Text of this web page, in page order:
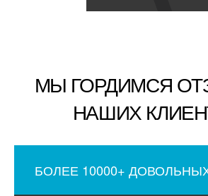
МЫ ГОРДИМСЯ
НАШИХ
БОЛЕЕ 10000+